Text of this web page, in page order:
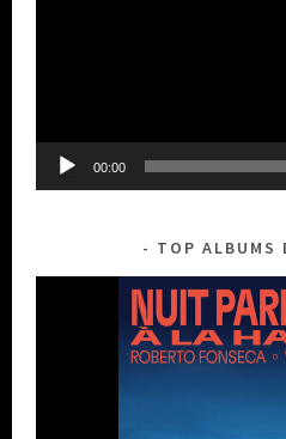
00:00
TOP ALBUMS